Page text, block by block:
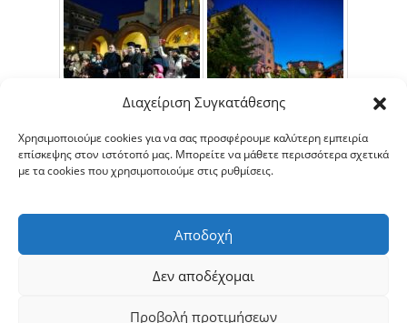
Διαχείριση Συγκατάθεσης
Χρησιμοποιούμε cookies για να σας προσφέρουμε καλύτερη εμπειρία
επίσκεψης στον ιστότοπό μας. Μπορείτε να μάθετε περισσότερα σχετικά
με τα cookies που χρησιμοποιούμε στις ρυθμίσεις.
Αποδοχή
Δεν αποδέχομαι
Προβολή προτιμήσεων